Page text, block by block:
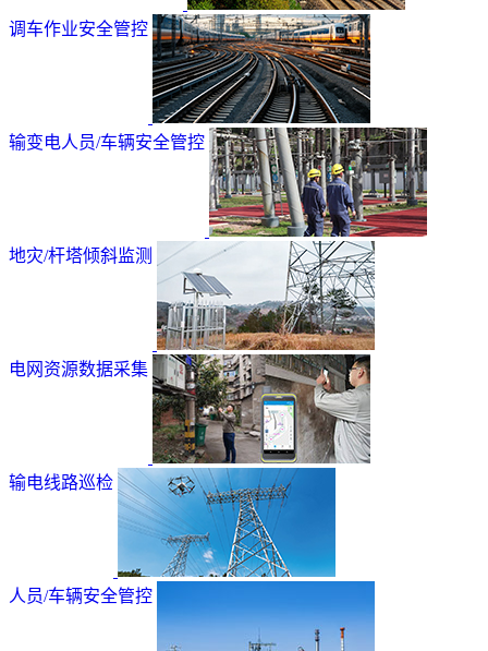
调车作业安全管控
输变电人员/车辆安全管控
地灾/杆塔倾斜监测
电网资源数据采集
输电线路巡检
人员/车辆安全管控